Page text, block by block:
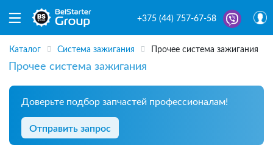
+375 (44) 757-67-58
Каталог Система зажигания Прочее система зажигания
Прочее система зажигания
Доверьте подбор запчастей профессионалам!
Отправить запрос